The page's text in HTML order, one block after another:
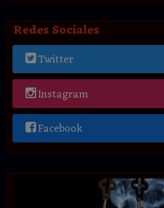
Redes Sociales
Twitter
Instagram
Facebook